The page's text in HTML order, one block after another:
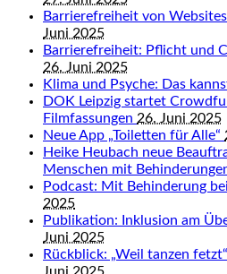
Barrierefreiheit von
Juni 2025
Barrierefreiheit: Pflicht und
26. Juni 2025
Klima und Psyche: Das
DOK Leipzig startet
Filmfassungen 26. Juni 2025
Neue App „Toiletten für Alle“
Heike Heubach neue
Menschen mit
Podcast: Mit Behinderung
2025
Publikation: Inklusion am
Juni 2025
Rückblick: „Weil tanzen